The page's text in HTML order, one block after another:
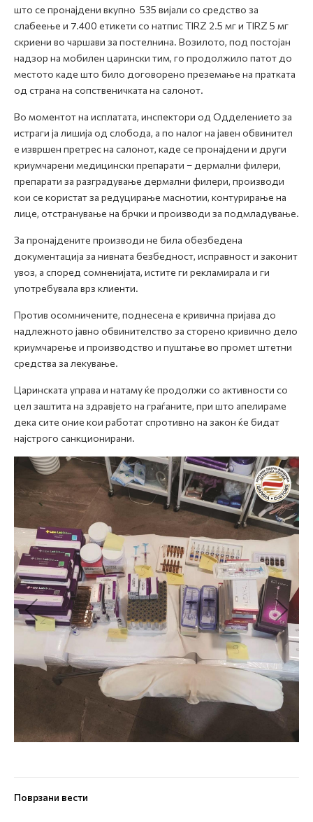
што се пронајдени вкупно 535 вијали со средство за
слабеење и 7.400 етикети со натпис TIRZ 2.5 мг и TIRZ 5 мг
скриени во чаршави за постелнина. Возилото, под постојан
надзор на мобилен царински тим, го продолжило патот до
местото каде што било договорено преземање на пратката
од страна на сопственичката на салонот.
Во моментот на исплатата, инспектори од Одделението за
истраги ја лишија од слобода, а по налог на јавен обвинител
е извршен претрес на салонот, каде се пронајдени и други
криумчарени медицински препарати – дермални филери,
препарати за разградување дермални филери, производи
кои се користат за редуцирање маснотии, контурирање на
лице, отстранување на брчки и производи за подмладување.
За пронајдените производи не била обезбедена
документација за нивната безбедност, исправност и законит
увоз, а според сомненијата, истите ги рекламирала и ги
употребувала врз клиенти.
Против осомничените, поднесена е кривична пријава до
надлежното јавно обвинителство за сторено кривично дело
криумчарење и производство и пуштање во промет штетни
средства за лекување.
Царинската управа и натаму ќе продолжи со активности со
цел заштита на здравјето на граѓаните, при што апелираме
дека сите оние кои работат спротивно на закон ќе бидат
најстрого санкционирани.
Поврзани вести